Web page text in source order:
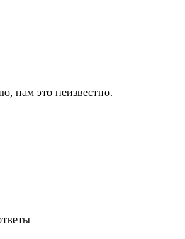
нам это неизвестно.